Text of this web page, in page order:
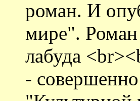
роман. И
мире". Роман
лабуда
-